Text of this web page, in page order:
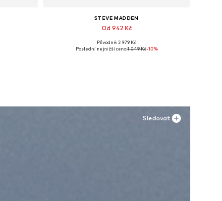
STEVE MADDEN
Od 942 Kč
Dostupné velikosti: 36, 39, 40
Původně: 2 979 Kč
Poslední nejnižší cena:1 049 Kč-10%
Sledovat